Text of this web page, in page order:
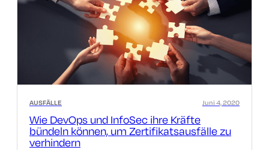
AUSFÄLLE
Wie DevOps und InfoSec ihre Kräfte
bündeln können, um Zertifikatsausfälle zu
verhindern
Juni 4, 2020